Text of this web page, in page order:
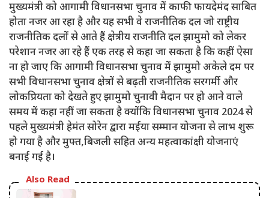
मुख्यमंत्री को आगामी विधानसभा चुनाव में काफी फायदेमंद साबित
होता नजर आ रहा है और यह सभी वे राजनीतिक दल जो राष्ट्रीय
राजनीतिक दलों से आते हैं क्षेत्रीय राजनीति दल झामुमो को लेकर
परेशान नजर आ रहे हैं एक तरह से कहा जा सकता है कि कहीं ऐसा
ना हो जाए कि आगामी विधानसभा चुनाव में झामुमो अकेले दम पर
सभी विधानसभा चुनाव क्षेत्रों से बढ़ती राजनीतिक सरगर्मी और
लोकप्रियता को देखते हुए झामुमो चुनावी मैदान पर हो आने वाले
समय में कहा नहीं जा सकता है क्योंकि विधानसभा चुनाव 2024 से
पहले मुख्यमंत्री हेमंत सोरेन द्वारा मईया सम्मान योजना से लाभ शुरू
हो गया है और मुफ्त,बिजली सहित अन्य महत्वाकांक्षी योजनाएं
बनाई गई है।
Also Read